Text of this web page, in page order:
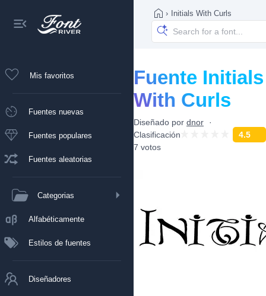
Mis favoritos
Fuentes nuevas
Fuentes populares
Fuentes aleatorias
Categorias
Alfabéticamente
Estilos de fuentes
Diseñadores
› Initials With Curls
Fuente Initials
With Curls
Diseñado por dnor
Clasificación
4.5
7 votos